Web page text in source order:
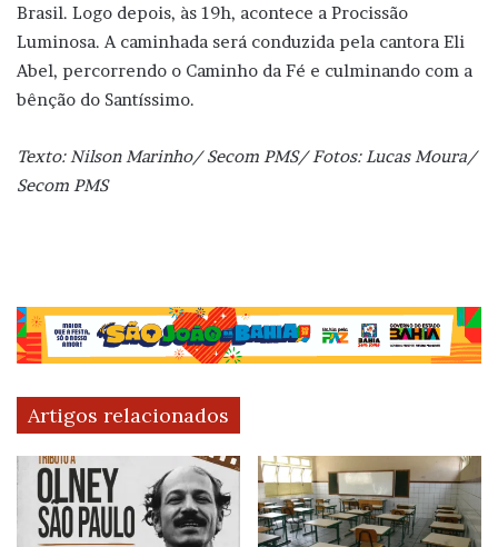
Brasil. Logo depois, às 19h, acontece a Procissão
Luminosa. A caminhada será conduzida pela cantora Eli
Abel, percorrendo o Caminho da Fé e culminando com a
bênção do Santíssimo.
Texto: Nilson Marinho/ Secom PMS/ Fotos: Lucas Moura/
Secom PMS
Artigos relacionados